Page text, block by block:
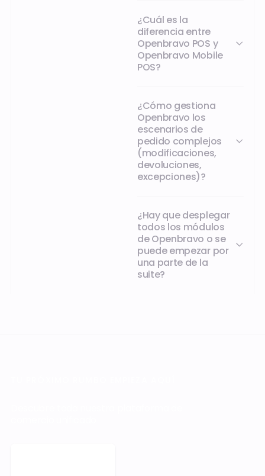
¿Cuál es la
diferencia entre
Openbravo POS y
Openbravo Mobile
POS?
¿Cómo gestiona
Openbravo los
escenarios de
pedido complejos
(modificaciones,
devoluciones,
excepciones)?
¿Hay que desplegar
todos los módulos
de Openbravo o se
puede empezar por
una parte de la
suite?